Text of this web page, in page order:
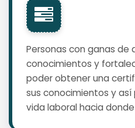
Personas con ganas de
conocimientos y
poder obtener una
sus conocimientos y así
vida laboral hacia